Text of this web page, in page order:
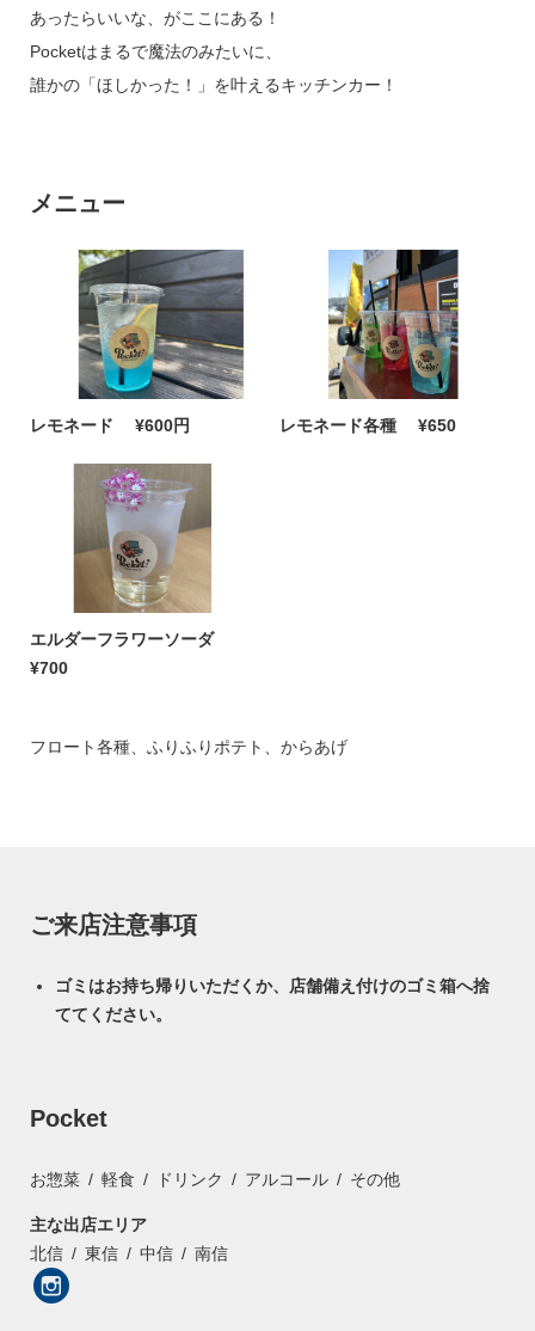
あったらいいな、がここにある！
Pocketはまるで魔法のみたいに、
誰かの「ほしかった！」を叶えるキッチンカー！
メニュー
レモネード ¥600円 レモネード各種 ¥650
エルダーフラワーソーダ
¥700
フロート各種、ふりふりポテト、からあげ
ご来店注意事項
ゴミはお持ち帰りいただくか、店舗備え付けのゴミ箱へ捨
ててください。
Pocket
お惣菜 軽食 ドリンク アルコール その他
主な出店エリア
北信
東信 中信 南信